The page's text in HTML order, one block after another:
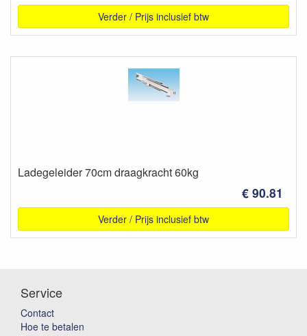
Verder / Prijs inclusief btw
Ladegeleider 70cm draagkracht 60kg
€ 90.81
Verder / Prijs inclusief btw
Service
Contact
Hoe te betalen